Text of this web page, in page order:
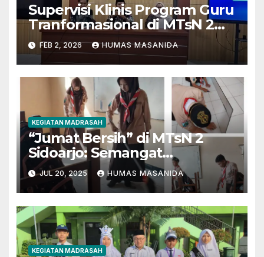
Supervisi Klinis Program Guru
Tranformasional di MTsN 2
Sidoarjo
FEB 2, 2026 HUMAS MASANIDA
KEGIATAN MADRASAH
“Jumat Bersih” di MTsN 2
Sidoarjo: Semangat
Kebersihan dan
Kebersamaan
JUL 20, 2025 HUMAS MASANIDA
KEGIATAN MADRASAH